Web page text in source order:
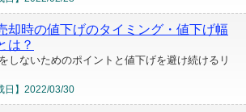
却時の値下げのタイミング・値下げ幅
は？
しないためのポイントと値下げを避け続けるリ
日】 2022/03/30